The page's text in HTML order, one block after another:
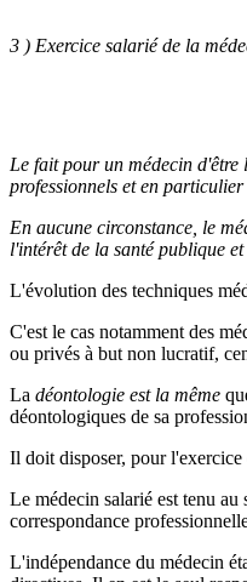
3 ) Exercice salarié de la
Le fait pour un médecin
professionnels et en
En aucune circonstance, le
l'intérêt de la santé publique
L'évolution des techniques
C'est le cas notamment des
ou privés à but non lucratif,
La déontologie est la même
déontologiques de sa
Il doit disposer, pour l'exercice
Le médecin salarié est tenu
correspondance
L'indépendance du médecin